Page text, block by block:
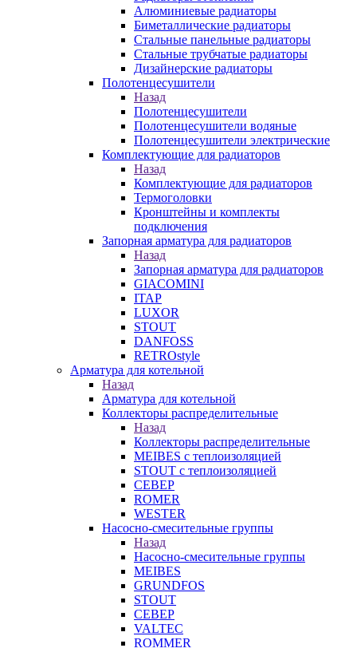
Алюминиевые радиаторы
Биметаллические радиаторы
Стальные панельные радиаторы
Стальные трубчатые радиаторы
Дизайнерские радиаторы
Полотенцесушители
Назад
Полотенцесушители
Полотенцесушители водяные
Полотенцесушители электрические
Комплектующие для радиаторов
Назад
Комплектующие для радиаторов
Термоголовки
Кронштейны и комплекты
подключения
Запорная арматура для радиаторов
Назад
Запорная арматура для радиаторов
GIACOMINI
ITAP
LUXOR
STOUT
DANFOSS
RETROstyle
Арматура для котельной
Назад
Арматура для котельной
Коллекторы распределительные
Назад
Коллекторы распределительные
MEIBES с теплоизоляцией
STOUT с теплоизоляцией
СЕВЕР
ROMER
WESTER
Насосно-смесительные группы
Назад
Насосно-смесительные группы
MEIBES
GRUNDFOS
STOUT
СЕВЕР
VALTEC
ROMMER